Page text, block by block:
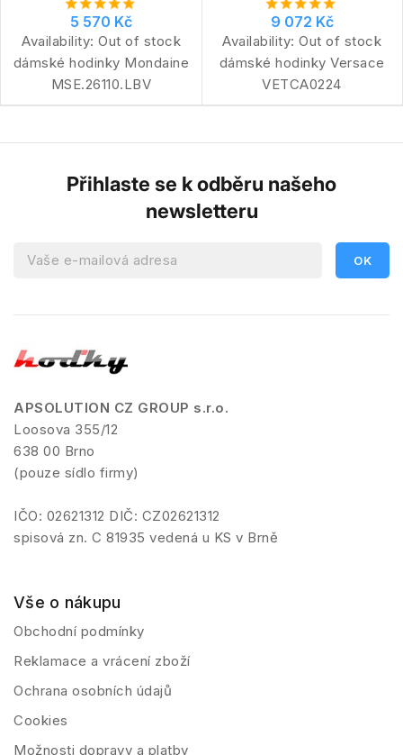
5 570 Kč
Availability: Out of stock
dámské hodinky Mondaine
MSE.26110.LBV
9 072 Kč
Availability: Out of stock
dámské hodinky Versace
VETCA0224
Přihlaste se k odběru našeho
newsletteru
APSOLUTION CZ GROUP s.r.o.
Loosova 355/12
638 00 Brno
(pouze sídlo firmy)
IČO: 02621312 DIČ: CZ02621312
spisová zn. C 81935 vedená u KS v Brně
Vše o nákupu
Obchodní podmínky
Reklamace a vrácení zboží
Ochrana osobních údajů
Cookies
Možnosti dopravy a platby